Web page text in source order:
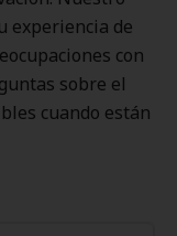
experiencia de
con
sobre el
cuando están